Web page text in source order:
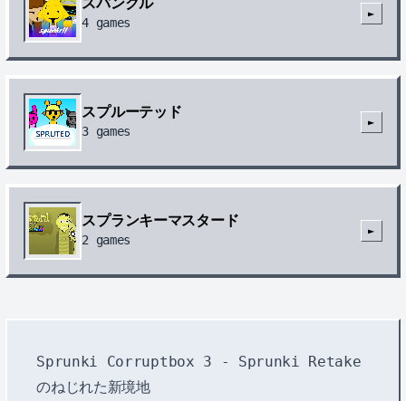
4 games
►
スプルーテッド
3 games
►
スプランキーマスタード
2 games
►
Sprunki Corruptbox 3 - Sprunki Retake
のねじれた新境地